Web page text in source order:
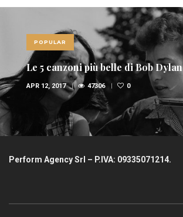
POPULAR
Le 5 canzoni più belle di Bob Dylan
APR 12, 2017 47306 0
Perform Agency Srl – P.IVA: 09335071214.